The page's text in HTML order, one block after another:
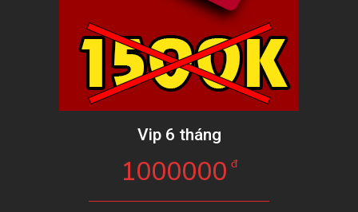
Vip 6 tháng
1000000 đ